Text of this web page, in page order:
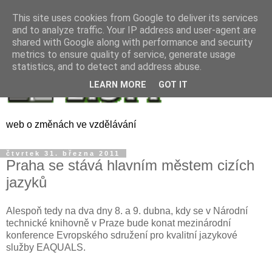
web o změnách ve vzdělávání
čtvrtek 31. března 2011
Praha se stává hlavním městem cizích
jazyků
Alespoň tedy na dva dny 8. a 9. dubna, kdy se v Národní
technické knihovně v Praze bude konat mezinárodní
konference Evropského sdružení pro kvalitní jazykové
služby EAQUALS.
This site uses cookies from Google to deliver its services
and to analyze traffic. Your IP address and user-agent are
shared with Google along with performance and security
metrics to ensure quality of service, generate usage
statistics, and to detect and address abuse.
LEARN MORE GOT IT